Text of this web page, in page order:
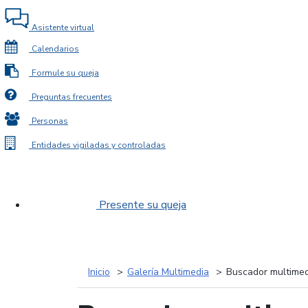
Asistente virtual
Calendarios
Formule su queja
Preguntas frecuentes
Personas
Entidades vigiladas y controladas
Presente su queja
Inicio Galería Multimedia Buscador